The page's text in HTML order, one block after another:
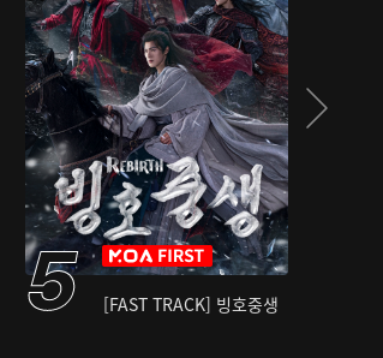
[FAST TRACK] 빙호중생